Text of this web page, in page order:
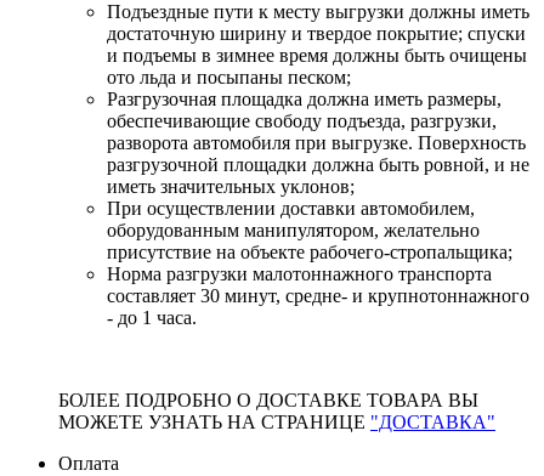
Подъездные пути к месту выгрузки должны иметь
достаточную ширину и твердое покрытие; спуски
и подъемы в зимнее время должны быть очищены
ото льда и посыпаны песком;
Разгрузочная площадка должна иметь размеры,
обеспечивающие свободу подъезда, разгрузки,
разворота автомобиля при выгрузке. Поверхность
разгрузочной площадки должна быть ровной, и не
иметь значительных уклонов;
При осуществлении доставки автомобилем,
оборудованным манипулятором, желательно
присутствие на объекте рабочего-стропальщика;
Норма разгрузки малотоннажного транспорта
составляет 30 минут, средне- и крупнотоннажного
- до 1 часа.
БОЛЕЕ ПОДРОБНО О ДОСТАВКЕ ТОВАРА ВЫ
МОЖЕТЕ УЗНАТЬ НА СТРАНИЦЕ "ДОСТАВКА"
Оплата